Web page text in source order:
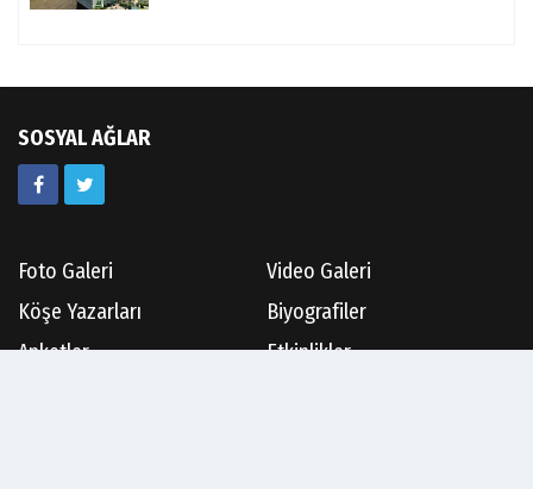
SOSYAL AĞLAR
Foto Galeri
Video Galeri
Köşe Yazarları
Biyografiler
Anketler
Etkinlikler